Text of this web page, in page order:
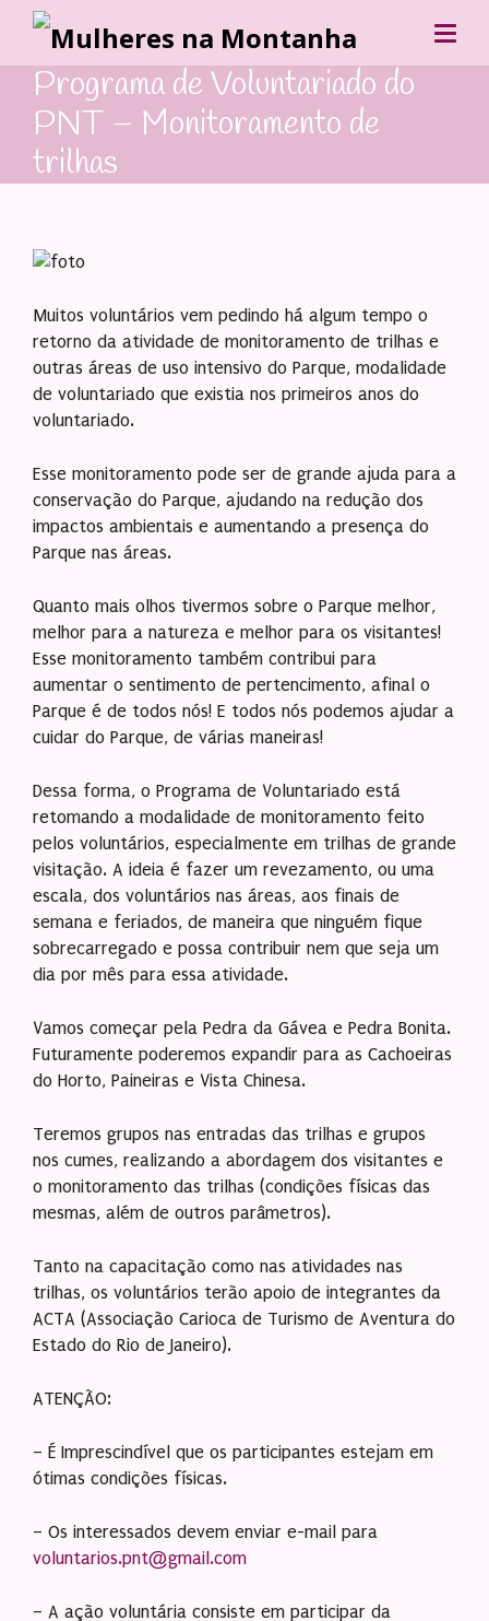
Programa de Voluntariado do
PNT – Monitoramento de
trilhas
Muitos voluntários vem pedindo há algum tempo o
retorno da atividade de monitoramento de trilhas e
outras áreas de uso intensivo do Parque, modalidade
de voluntariado que existia nos primeiros anos do
voluntariado.
Esse monitoramento pode ser de grande ajuda para a
conservação do Parque, ajudando na redução dos
impactos ambientais e aumentando a presença do
Parque nas áreas.
Quanto mais olhos tivermos sobre o Parque melhor,
melhor para a natureza e melhor para os visitantes!
Esse monitoramento também contribui para
aumentar o sentimento de pertencimento, afinal o
Parque é de todos nós! E todos nós podemos ajudar a
cuidar do Parque, de várias maneiras!
Dessa forma, o Programa de Voluntariado está
retomando a modalidade de monitoramento feito
pelos voluntários, especialmente em trilhas de grande
visitação. A ideia é fazer um revezamento, ou uma
escala, dos voluntários nas áreas, aos finais de
semana e feriados, de maneira que ninguém fique
sobrecarregado e possa contribuir nem que seja um
dia por mês para essa atividade.
Vamos começar pela Pedra da Gávea e Pedra Bonita.
Futuramente poderemos expandir para as Cachoeiras
do Horto, Paineiras e Vista Chinesa.
Teremos grupos nas entradas das trilhas e grupos
nos cumes, realizando a abordagem dos visitantes e
o monitoramento das trilhas (condições físicas das
mesmas, além de outros parâmetros).
Tanto na capacitação como nas atividades nas
trilhas, os voluntários terão apoio de integrantes da
ACTA (Associação Carioca de Turismo de Aventura do
Estado do Rio de Janeiro).
ATENÇÃO:
– É Imprescindível que os participantes estejam em
ótimas condições físicas.
– Os interessados devem enviar e-mail para
voluntarios.pnt@gmail.com
– A ação voluntária consiste em participar da